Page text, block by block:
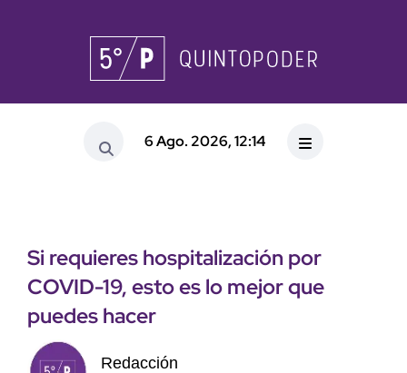
6 Ago. 2026, 12:14
Si requieres hospitalización por
COVID-19, esto es lo mejor que
puedes hacer
Redacción